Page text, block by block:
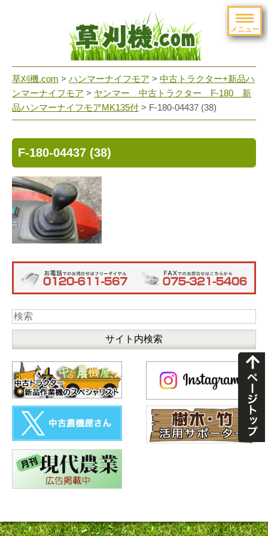
メニュー
草刈機.com > ハンマーナイフモア > 中古トラクター+新品ハ
ンマーナイフモア > ヤンマー 中古トラクター F-180 新
品ハンマーナイフモアMK135付 > F-180-04437 (38)
F-180-04437 (38)